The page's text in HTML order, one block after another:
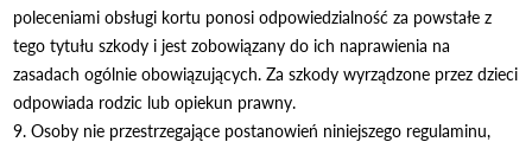
poleceniami obsługi kortu ponosi odpowiedzialność za powstałe z
tego tytułu szkody i jest zobowiązany do ich naprawienia na
zasadach ogólnie obowiązujących. Za szkody wyrządzone przez dzieci
odpowiada rodzic lub opiekun prawny.
9. Osoby nie przestrzegające postanowień niniejszego regulaminu,